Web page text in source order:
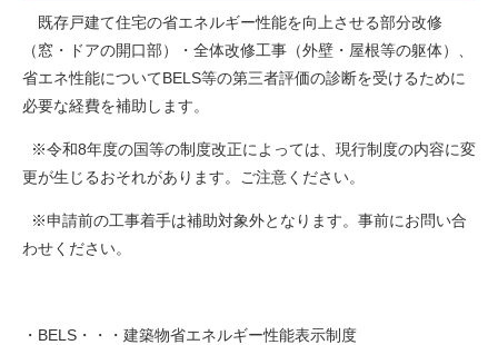
既存戸建て住宅の省エネルギー性能を向上させる部分改修
（窓・ドアの開口部）・全体改修工事（外壁・屋根等の躯体）、
省エネ性能についてBELS等の第三者評価の診断を受けるために
必要な経費を補助します。
※令和8年度の国等の制度改正によっては、現行制度の内容に変
更が生じるおそれがあります。ご注意ください。
※申請前の工事着手は補助対象外となります。事前にお問い合
わせください。
・BELS・・・建築物省エネルギー性能表示制度